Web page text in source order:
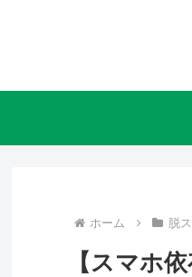
ホーム 脱
【スマホ